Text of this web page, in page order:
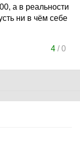
а в реальности
ни в чём себе
4/0